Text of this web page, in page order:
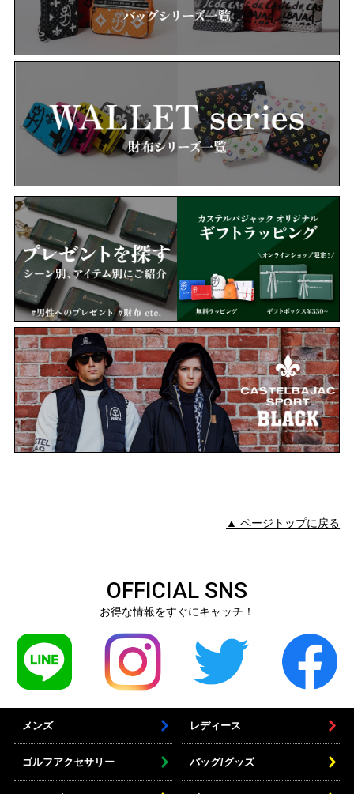
▲ ページトップに戻る
OFFICIAL SNS
お得な情報をすぐにキャッチ！
メンズ レディース
ゴルフアクセサリー バッグ/グッズ